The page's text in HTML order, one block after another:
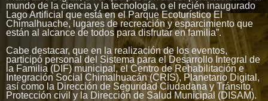
mundo de la ciencia y la tecnología, o el recién inaugurado
Lago Artificial que está en el Parque Ecoturístico El
Chimalhuache, lugares de recreación y esparcimiento que
están al alcance de todos para disfrutar en familia”.
Cabe destacar, que en la realización de los eventos,
participó personal del Sistema para el Desarrollo Integral de
la Familia (DIF) municipal, el Centro de Rehabilitación e
Integración Social Chimalhuacán (CRIS), Planetario Digital,
así como la Dirección de Seguridad Ciudadana y Tránsito,
Protección civil y la Dirección de Salud Municipal (DISAM).